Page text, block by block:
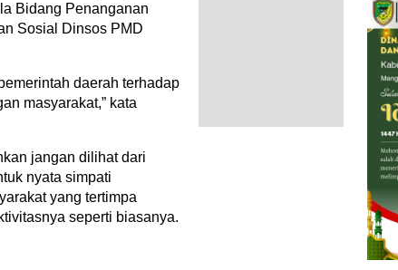
Bidang Penanganan
Sosial Dinsos PMD
daerah terhadap
masyarakat,” kata
jangan dilihat dari
nyata simpati
yang tertimpa
seperti biasanya.